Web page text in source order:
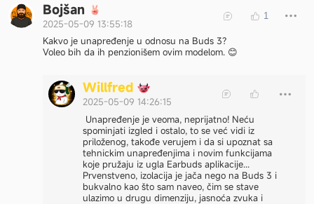
Bojšan
2025-05-09 13:55:18
1
Kakvo je unapređenje u odnosu na Buds 3?
Voleo bih da ih penzionišem ovim modelom. 😊
Willfred
2025-05-09 14:26:15
Unapređenje je veoma, neprijatno! Neću
spominjati izgled i ostalo, to se već vidi iz
priloženog, takođe verujem i da si upoznat sa
tehnickim unapređenjima i novim funkcijama
koje pružaju iz ugla Earbuds aplikacije...
Prvenstveno, izolacija je jača nego na Buds 3 i
bukvalno kao što sam naveo, čim se stave
ulazimo u drugu dimenziju, jasnoća zvuka i